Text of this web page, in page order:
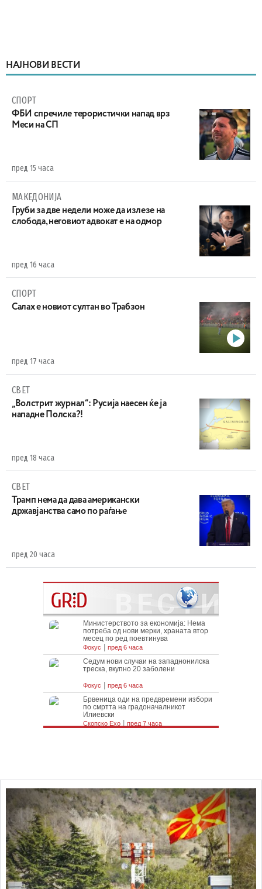
НАЈНОВИ ВЕСТИ
СПОРТ
ФБИ спречиле терористички напад врз
Меси на СП
пред 15 часа
МАКЕДОНИЈА
Груби за две недели може да излезе на
слобода, неговиот адвокат е на одмор
пред 16 часа
СПОРТ
Салах е новиот султан во Трабзон
пред 17 часа
СВЕТ
„Волстрит журнал“: Русија наесен ќе ја
нападне Полска?!
пред 18 часа
СВЕТ
Трамп нема да дава американски
државјанства само по раѓање
пред 20 часа